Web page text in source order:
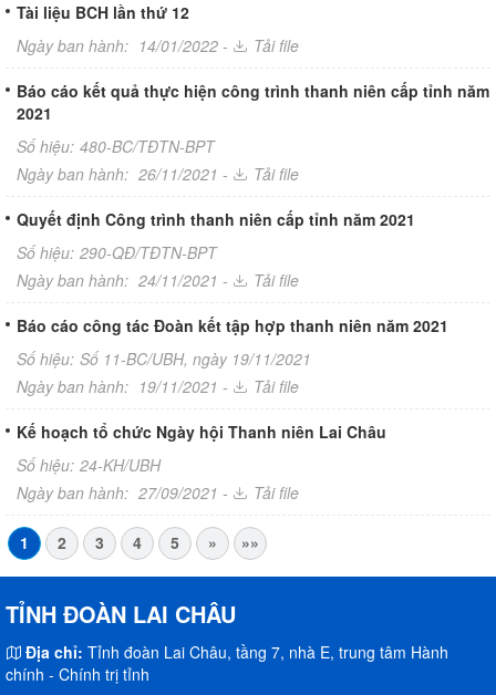
Tài liệu BCH lần thứ 12
Ngày ban hành: 14/01/2022 - Tải file
Báo cáo kết quả thực hiện công trình thanh niên cấp tỉnh năm
2021
Số hiệu: 480-BC/TĐTN-BPT
Ngày ban hành: 26/11/2021 - Tải file
Quyết định Công trình thanh niên cấp tỉnh năm 2021
Số hiệu: 290-QĐ/TĐTN-BPT
Ngày ban hành: 24/11/2021 - Tải file
Báo cáo công tác Đoàn kết tập hợp thanh niên năm 2021
Số hiệu: Số 11-BC/UBH, ngày 19/11/2021
Ngày ban hành: 19/11/2021 - Tải file
Kế hoạch tổ chức Ngày hội Thanh niên Lai Châu
Số hiệu: 24-KH/UBH
Ngày ban hành: 27/09/2021 - Tải file
1 2 3 4 5 » »»
TỈNH ĐOÀN LAI CHÂU
Địa chỉ: Tỉnh đoàn Lai Châu, tầng 7, nhà E, trung tâm Hành
chính - Chính trị tỉnh